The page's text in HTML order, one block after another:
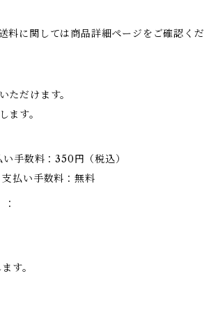
に関しては商品詳細ページをご確認くだ
ただけます。
ます。
手数料：350円（税込）
払い手数料：無料
す。